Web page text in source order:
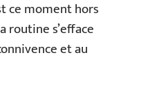
ce moment hors
routine s’efface
et au